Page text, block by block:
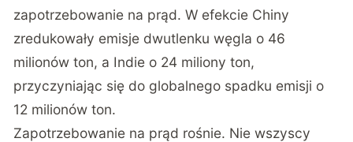
zapotrzebowanie na prąd. W efekcie Chiny
zredukowały emisje dwutlenku węgla o 46
milionów ton, a Indie o 24 miliony ton,
przyczyniając się do globalnego spadku emisji o
12 milionów ton.
Zapotrzebowanie na prąd rośnie. Nie wszyscy